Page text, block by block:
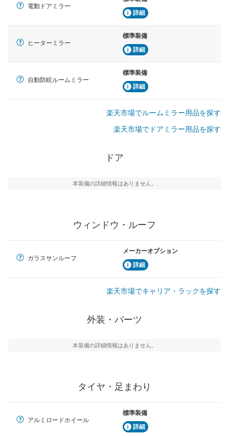
電動ドアミラー
詳細
ヒーターミラー
標準装備
詳細
自動防眩ルームミラー
標準装備
詳細
楽天市場でルームミラー用品を探す
楽天市場でドアミラー用品を探す
ドア
本装備の詳細情報はありません。
ウィンドウ・ルーフ
ガラスサンルーフ
メーカーオプション
詳細
楽天市場でキャリア・ラックを探す
外装・パーツ
本装備の詳細情報はありません。
タイヤ・足まわり
アルミロードホイール
標準装備
詳細